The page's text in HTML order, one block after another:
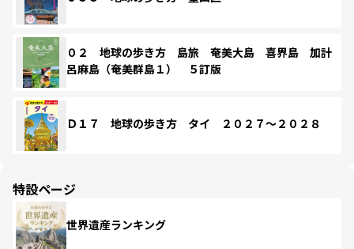
０２ 地球の歩き方 島旅 奄美大島 喜界島 加計
呂麻島（奄美群島１） ５訂版
Ｄ１７ 地球の歩き方 タイ ２０２７～２０２８
特設ページ
世界遺産ランキング